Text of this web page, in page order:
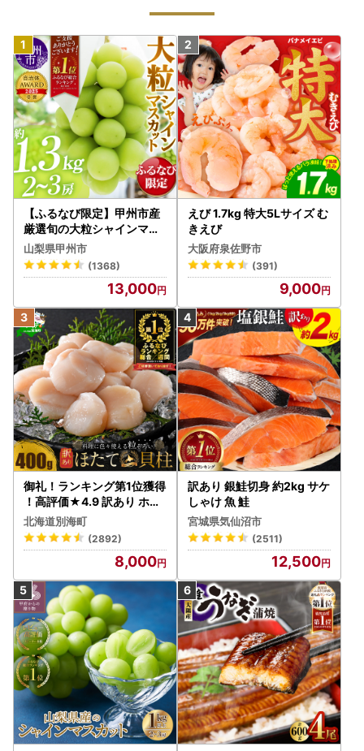
【ふるなび限定】甲州市産
厳選旬の大粒シャインマス
カット 約1.3kg 2～3房【2
026年発送】（MG）B12-
472 FN-Limited-VO シャ
インマスカット フルーツ
山梨県甲州市
(1368)
13,000
えび 1.7kg 特大5Lサイズ む
きえび
大阪府泉佐野市
(391)
9,000
御礼！ランキング第1位獲得
！高評価★4.9 訳あり ホタ
テ 400g（ほたて 帆立 貝柱
冷凍 ）
北海道別海町
(2892)
8,000
訳あり 銀鮭切身 約2kg サケ
しゃけ 魚 鮭
宮城県気仙沼市
(2511)
12,500